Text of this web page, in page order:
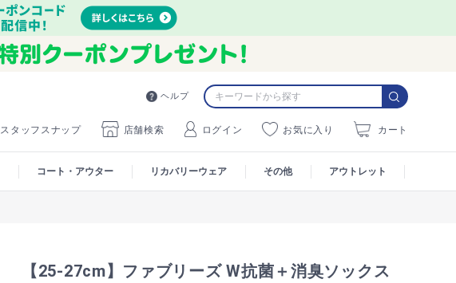
ヘルプ
スタッフスナップ 店舗検索 ログイン お気に入り カート
コート・アウター リカバリーウェア その他 アウトレット
【25-27cm】ファブリーズ W抗菌＋消臭ソックス